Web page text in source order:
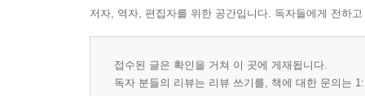
저자, 역자, 편집자를 위한 공간입니다. 독자들에게 전하
접수된 글은 확인을 거쳐 이 곳에 게재됩니다.
독자 분들의 리뷰는 리뷰 쓰기를, 책에 대한 문의는